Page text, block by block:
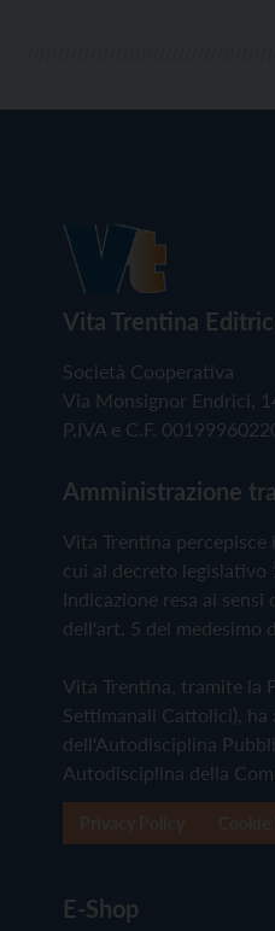
Vita Trentina
Società Cooperativa
Via Monsignor Endrici,
P.IVA e C.F.
Amministrazione
Vita Trentina
cui al decreto legislativo
Indicazione resa ai
dell'art. 5 del medesimo
Vita Trentina, tramite la
Settimanali Cattolici),
dell'Autodisciplina
Autodisciplina della
E-Shop